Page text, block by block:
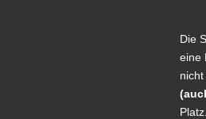
Die
eine